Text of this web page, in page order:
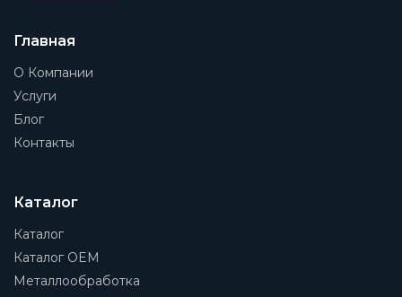
Главная
О Компании
Услуги
Блог
Контакты
Каталог
Каталог
Каталог OEM
Металлообработка